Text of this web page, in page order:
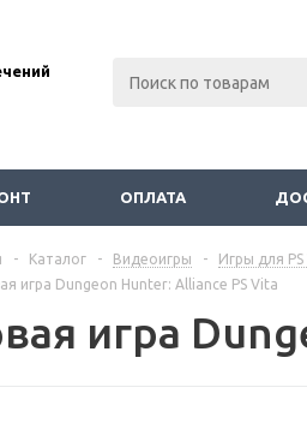
ОПЛАТА
- Каталог - Видеоигры - Игры для
игра Dungeon Hunter: Alliance PS Vita
игра